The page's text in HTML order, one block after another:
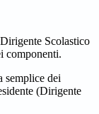
Scolastico
componenti.
semplice dei
(Dirigente